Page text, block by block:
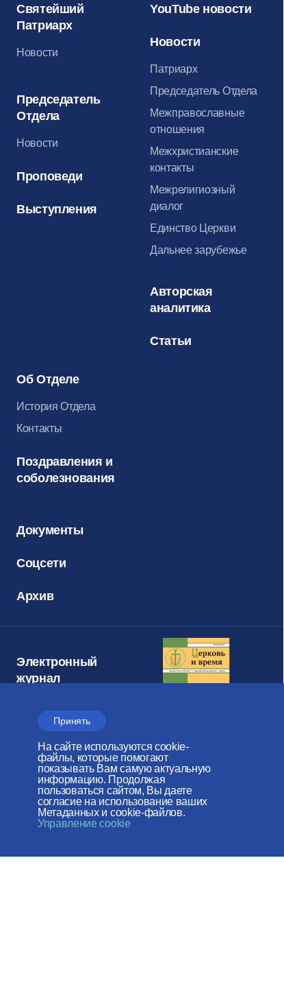
Принять
На сайте используются cookie-
файлы, которые помогают
показывать Вам самую актуальную
информацию. Продолжая
пользоваться сайтом, Вы даете
согласие на использование ваших
Метаданных и cookie-файлов.
Управление cookie
Святейший
Патриарх
Новости
Председатель
Отдела
Новости
Проповеди
Выступления
YouTube новости
Новости
Патриарх
Председатель Отдела
Межправославные
отношения
Межхристианские
контакты
Межрелигиозный
диалог
Единство Церкви
Дальнее зарубежье
Авторская
аналитика
Статьи
Об Отделе
История Отдела
Контакты
Поздравления и
соболезнования
Документы
Соцсети
Архив
Электронный
журнал
Время»
Отдел внешних церковных
связей
МОСКОВСКОГО ПАТРИАРХАТА